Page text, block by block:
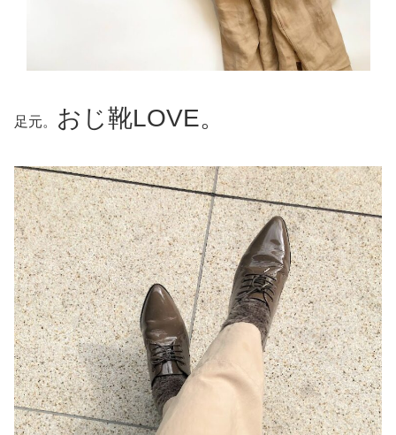
足元。 おじ靴LOVE。